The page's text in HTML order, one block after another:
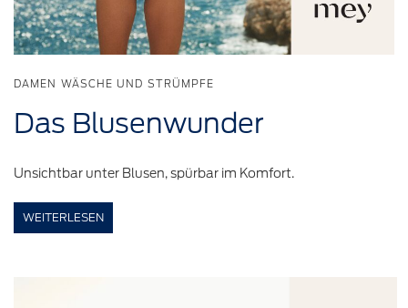
DAMEN WÄSCHE UND STRÜMPFE
Das Blusenwunder
Unsichtbar unter Blusen, spürbar im Komfort.
WEITERLESEN